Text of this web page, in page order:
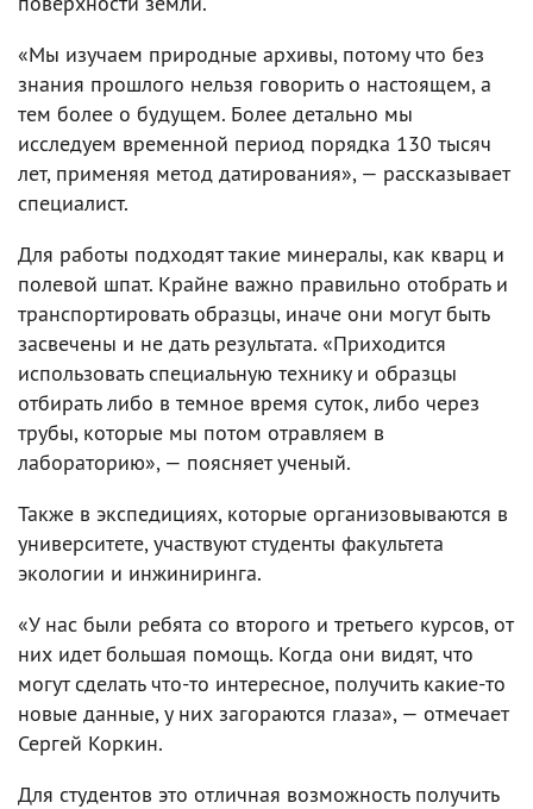
«Мы изучаем природные архивы, потому что без
знания прошлого нельзя говорить о настоящем, а
тем более о будущем. Более детально мы
исследуем временной период порядка 130 тысяч
лет, применяя метод датирования», — рассказывает
специалист.
Для работы подходят такие минералы, как кварц и
полевой шпат. Крайне важно правильно отобрать и
транспортировать образцы, иначе они могут быть
засвечены и не дать результата. «Приходится
использовать специальную технику и образцы
отбирать либо в темное время суток, либо через
трубы, которые мы потом отравляем в
лабораторию», — поясняет ученый.
Также в экспедициях, которые организовываются в
университете, участвуют студенты факультета
экологии и инжиниринга.
«У нас были ребята со второго и третьего курсов, от
них идет большая помощь. Когда они видят, что
могут сделать что-то интересное, получить какие-то
новые данные, у них загораются глаза», — отмечает
Сергей Коркин.
Для студентов это отличная возможность получить